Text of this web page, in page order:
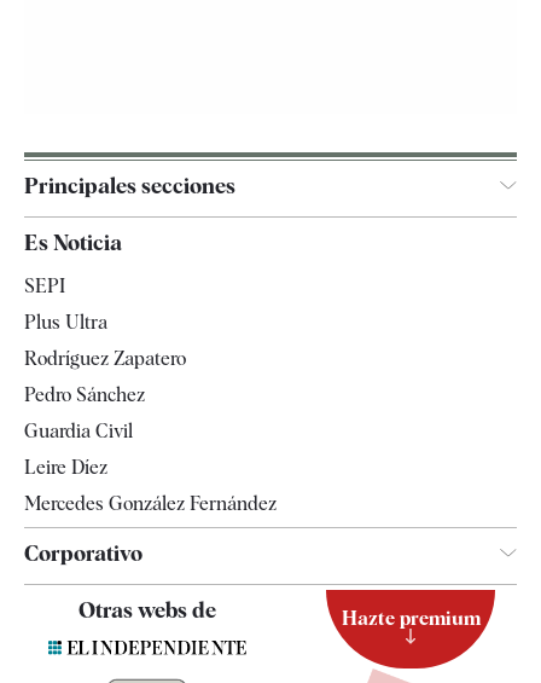
Principales secciones
Televisión
Es Noticia
SEPI
Plus Ultra
Rodríguez Zapatero
Pedro Sánchez
Guardia Civil
Leire Díez
Mercedes González Fernández
Corporativo
Otras webs de Hazte premium